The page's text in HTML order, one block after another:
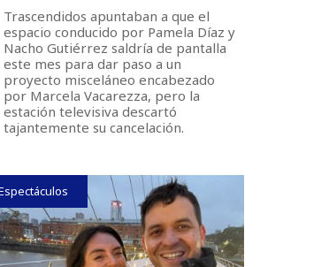
Trascendidos apuntaban a que el
espacio conducido por Pamela Díaz y
Nacho Gutiérrez saldría de pantalla
este mes para dar paso a un
proyecto misceláneo encabezado
por Marcela Vacarezza, pero la
estación televisiva descartó
tajantemente su cancelación.